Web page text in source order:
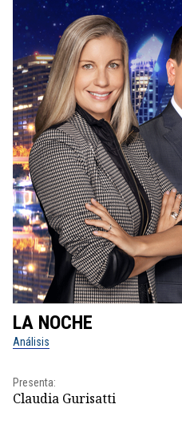
LA NOCHE
Análisis
Presenta:
Claudia Gurisatti